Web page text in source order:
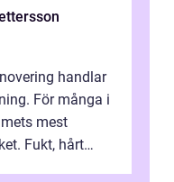
handlar
För många i
mest
Fukt, hårt